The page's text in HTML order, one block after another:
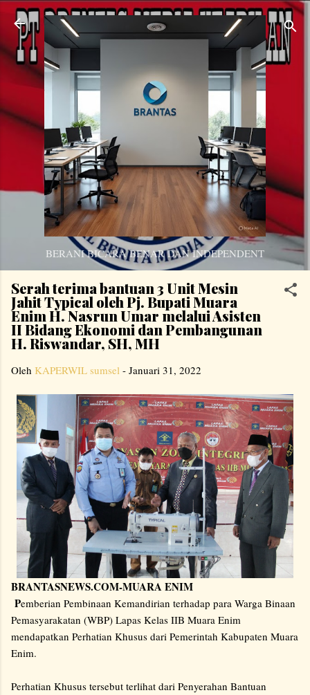
Langsung ke konten utama
BERANI BICARA BENAR DAN INDEPENDENT
Serah terima bantuan 3 Unit Mesin
Jahit Typical oleh Pj. Bupati Muara
Enim H. Nasrun Umar melalui Asisten
II Bidang Ekonomi dan Pembangunan
H. Riswandar, SH, MH
Oleh KAPERWIL sumsel - Januari 31, 2022
BRANTASNEWS.COM-MUARA ENIM
Pemberian Pembinaan Kemandirian terhadap para Warga Binaan
Pemasyarakatan (WBP) Lapas Kelas IIB Muara Enim
mendapatkan Perhatian Khusus dari Pemerintah Kabupaten Muara
Enim.
Perhatian Khusus tersebut terlihat dari Penyerahan Bantuan